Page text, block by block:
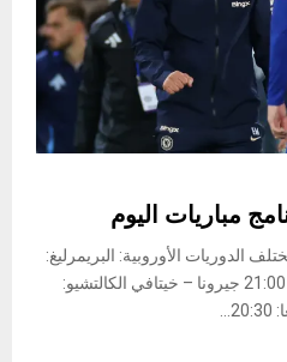
مباريات اليوم
الدوريات الأوروبية: البريمرليغ:
21:00 برايتون – تشيلسي الليغا: 21:00 جيرونا – خيتافي الكالتشيو: